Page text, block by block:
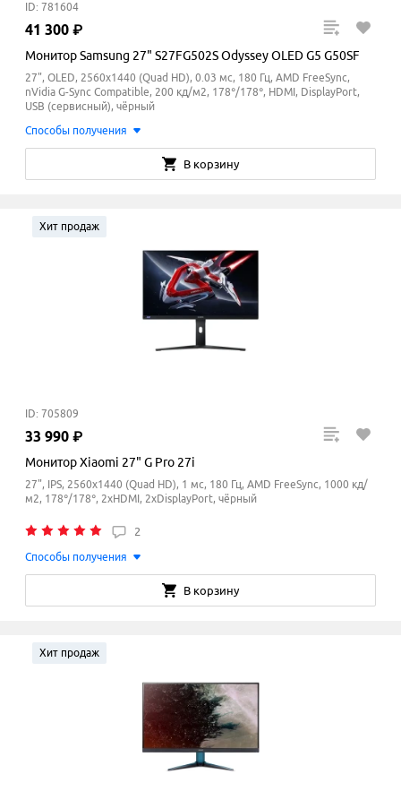
ID: 781604
41 300 ₽
Монитор Samsung 27" S27FG502S Odyssey OLED G5 G50SF
27", OLED, 2560x1440 (Quad HD), 0.03 мс, 180 Гц, AMD FreeSync,
nVidia G-Sync Compatible, 200 кд/м2, 178°/178°, HDMI, DisplayPort,
USB (сервисный), чёрный
Способы получения
В корзину
Хит продаж
ID: 705809
33 990 ₽
Монитор Xiaomi 27" G Pro 27i
27", IPS, 2560x1440 (Quad HD), 1 мс, 180 Гц, AMD FreeSync, 1000 кд/
м2, 178°/178°, 2xHDMI, 2xDisplayPort, чёрный
2
Способы получения
В корзину
Хит продаж